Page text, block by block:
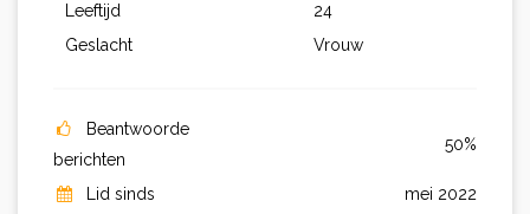
Leeftijd
24
Geslacht
Vrouw
Beantwoorde
berichten
50%
Lid sinds
mei 2022